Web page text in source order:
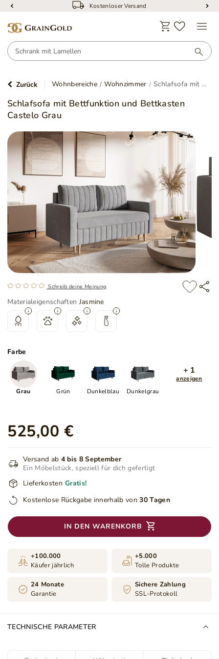
Kostenloser Versand
Zurück Wohnbereiche Wohnzimmer Schlafsofa mit Bettfunktion und Bettkasten Castelo Grau
Schlafsofa mit Bettfunktion und Bettkasten
Castelo Grau
Schreib deine Meinung
Materialeigenschaften Jasmine
Farbe
Grau Grün Dunkelblau Dunkelgrau
+ 1
anzeigen
525,00 €
Versand ab 4 bis 8 September
Ein Möbelstück, speziell für dich gefertigt
Lieferkosten Gratis!
Kostenlose Rückgabe innerhalb von 30 Tagen
IN DEN WARENKORB
+100.000
Käufer jährlich
+5.000
Tolle Produkte
24 Monate
Garantie
Sichere Zahlung
SSL-Protokoll
TECHNISCHE PARAMETER